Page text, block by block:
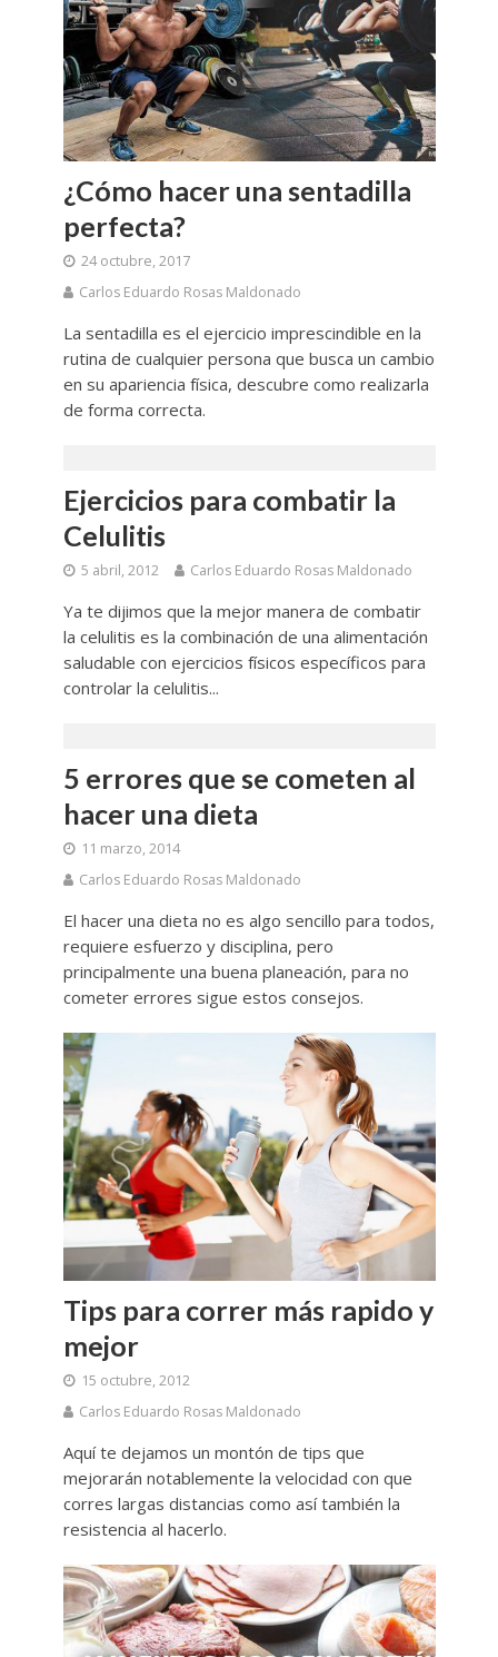
¿Cómo hacer una sentadilla
perfecta?
24 octubre, 2017
Carlos Eduardo Rosas Maldonado
La sentadilla es el ejercicio imprescindible en la
rutina de cualquier persona que busca un cambio
en su apariencia física, descubre como realizarla
de forma correcta.
Ejercicios para combatir la
Celulitis
5 abril, 2012 Carlos Eduardo Rosas Maldonado
Ya te dijimos que la mejor manera de combatir
la celulitis es la combinación de una alimentación
saludable con ejercicios físicos específicos para
controlar la celulitis...
5 errores que se cometen al
hacer una dieta
11 marzo, 2014
Carlos Eduardo Rosas Maldonado
El hacer una dieta no es algo sencillo para todos,
requiere esfuerzo y disciplina, pero
principalmente una buena planeación, para no
cometer errores sigue estos consejos.
Tips para correr más rapido y
mejor
15 octubre, 2012
Carlos Eduardo Rosas Maldonado
Aquí te dejamos un montón de tips que
mejorarán notablemente la velocidad con que
corres largas distancias como así también la
resistencia al hacerlo.